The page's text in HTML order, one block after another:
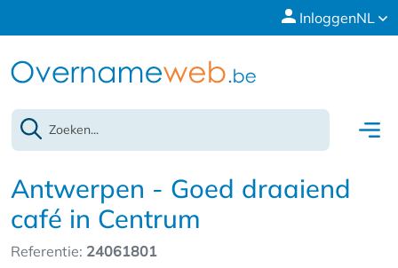
InloggenNL
Antwerpen - Goed draaiend
café in Centrum
Referentie: 24061801